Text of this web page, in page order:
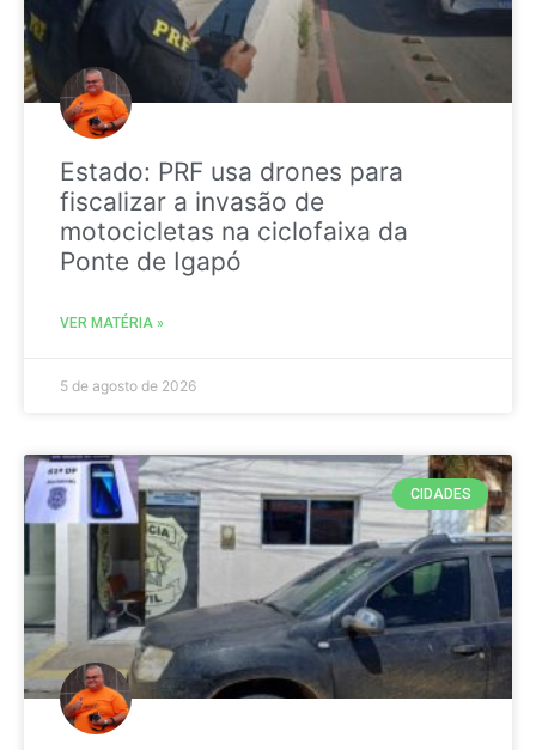
Estado: PRF usa drones para
fiscalizar a invasão de
motocicletas na ciclofaixa da
Ponte de Igapó
VER MATÉRIA »
5 de agosto de 2026
CIDADES